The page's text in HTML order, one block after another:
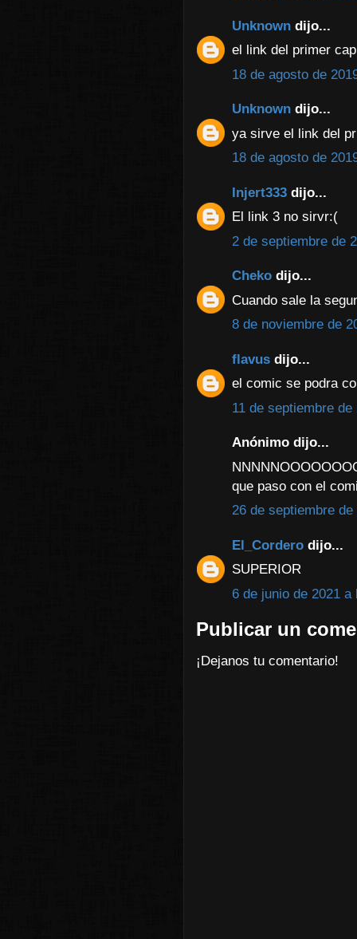
Unknown dijo...
el link del primer
18 de agosto de
Unknown dijo...
ya sirve el link del
18 de agosto de
Injert333 dijo...
El link 3 no sirvr:(
2 de septiembre de
Cheko dijo...
Cuando sale la
8 de noviembre de
flavus dijo...
el comic se podra
11 de septiembre
Anónimo dijo...
que paso con el
26 de septiembre
El_Cordero dijo...
SUPERIOR
6 de junio de 2021 a
Publicar un
¡Dejanos tu comentario!